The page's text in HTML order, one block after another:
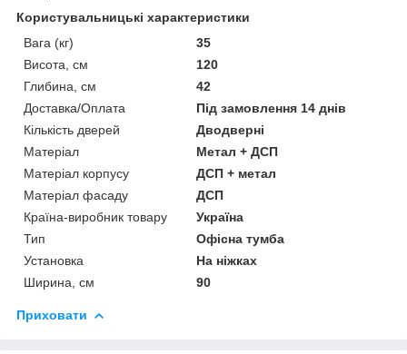
Користувальницькі характеристики
Вага (кг)
35
Висота, см
120
Глибина, см
42
Доставка/Оплата
Під замовлення 14 днів
Кількість дверей
Дводверні
Матеріал
Метал + ДСП
Матеріал корпусу
ДСП + метал
Матеріал фасаду
ДСП
Країна-виробник товару
Україна
Тип
Офісна тумба
Установка
На ніжках
Ширина, см
90
Приховати